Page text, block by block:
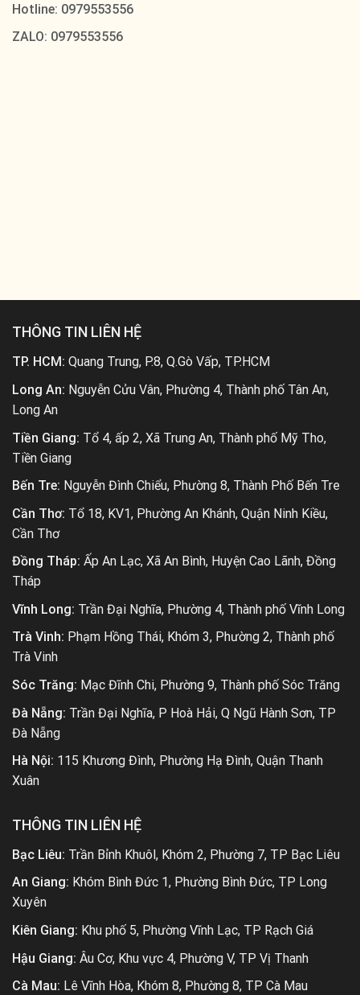
Hotline: 0979553556
ZALO: 0979553556
THÔNG TIN LIÊN HỆ
TP. HCM: Quang Trung, P.8, Q.Gò Vấp, TP.HCM
Long An: Nguyễn Cửu Vân, Phường 4, Thành phố Tân An,
Long An
Tiền Giang: Tổ 4, ấp 2, Xã Trung An, Thành phố Mỹ Tho,
Tiền Giang
Bến Tre: Nguyễn Đình Chiểu, Phường 8, Thành Phố Bến Tre
Cần Thơ: Tổ 18, KV1, Phường An Khánh, Quận Ninh Kiều,
Cần Thơ
Đồng Tháp: Ấp An Lạc, Xã An Bình, Huyện Cao Lãnh, Đồng
Tháp
Vĩnh Long: Trần Đại Nghĩa, Phường 4, Thành phố Vĩnh Long
Trà Vinh: Phạm Hồng Thái, Khóm 3, Phường 2, Thành phố
Trà Vinh
Sóc Trăng: Mạc Đĩnh Chi, Phường 9, Thành phố Sóc Trăng
Đà Nẵng: Trần Đại Nghĩa, P Hoà Hải, Q Ngũ Hành Sơn, TP
Đà Nẵng
Hà Nội: 115 Khương Đình, Phường Hạ Đình, Quận Thanh
Xuân
THÔNG TIN LIÊN HỆ
Bạc Liêu: Trần Bỉnh Khuôl, Khóm 2, Phường 7, TP Bạc Liêu
An Giang: Khóm Bình Đức 1, Phường Bình Đức, TP Long
Xuyên
Kiên Giang: Khu phố 5, Phường Vĩnh Lạc, TP Rạch Giá
Hậu Giang: Âu Cơ, Khu vực 4, Phường V, TP Vị Thanh
Cà Mau: Lê Vĩnh Hòa, Khóm 8, Phường 8, TP Cà Mau